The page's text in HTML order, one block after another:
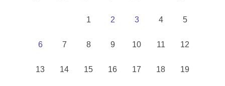
1 2 3 4 5
6 7 8 9 10 11 12
13 14 15 16 17 18 19